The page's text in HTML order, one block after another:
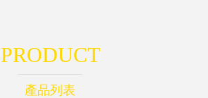
PRODUCT
產品列表